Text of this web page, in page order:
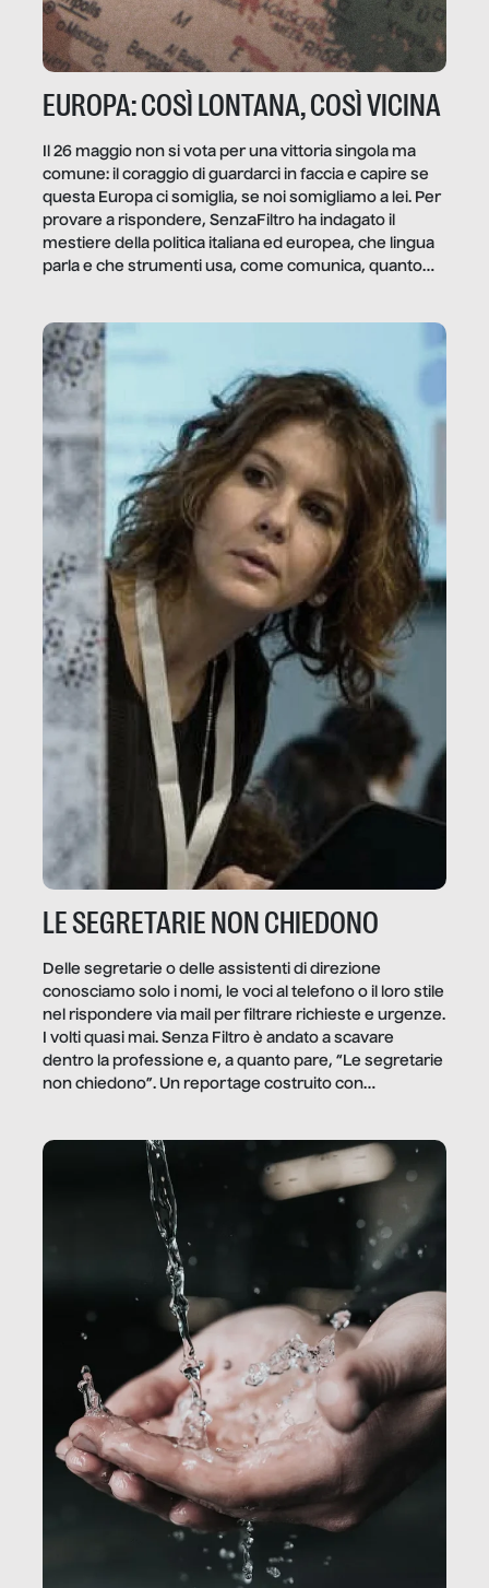
EUROPA: COSÌ LONTANA, COSÌ VICINA
Il 26 maggio non si vota per una vittoria singola ma
comune: il coraggio di guardarci in faccia e capire se
questa Europa ci somiglia, se noi somigliamo a lei. Per
provare a rispondere, SenzaFiltro ha indagato il
mestiere della politica italiana ed europea, che lingua
parla e che strumenti usa, come comunica, quanto
LE SEGRETARIE NON CHIEDONO
Delle segretarie o delle assistenti di direzione
conosciamo solo i nomi, le voci al telefono o il loro stile
nel rispondere via mail per filtrare richieste e urgenze.
I volti quasi mai. Senza Filtro è andato a scavare
dentro la professione e, a quanto pare, “Le segretarie
non chiedono”. Un reportage costruito con